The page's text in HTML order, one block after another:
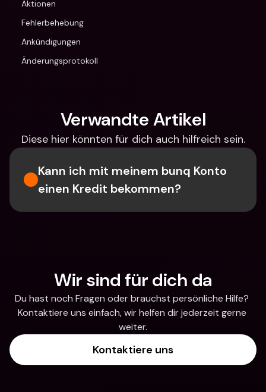
Aktionen
Fehlerbehebung
Ankündigungen
Änderungsprotokoll
Verwandte Artikel
Diese hier könnten für dich auch hilfreich sein.
Kann ich mit meinem bunq Konto
einen Kredit bekommen?
Wir sind für dich da
Du hast noch Fragen oder brauchst persönliche Hilfe?
Kontaktiere uns einfach, wir helfen dir jederzeit gerne
weiter.
Kontaktiere uns